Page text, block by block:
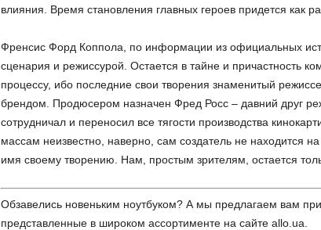
влияния. Время становления главных героев придется как
Френсис Форд Коппола, по информации из официальных
сценария и режиссурой. Остается в тайне и причастность
процессу, ибо последние свои творения знаменитый
брендом. Продюсером назначен Фред Росс – давний друг
сотрудничал и переносил все тягости производства
массам неизвестно, наверно, сам создатель не находится
имя своему творению. Нам, простым зрителям, остается
Обзавелись новеньким ноутбуком? А мы предлагаем вам
представленные в широком ассортименте на сайте allo.ua.